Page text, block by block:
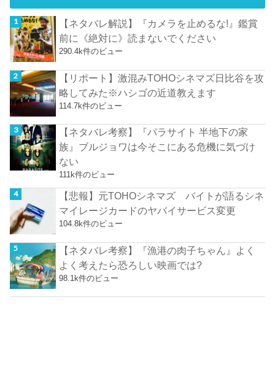
【ネタバレ解説】『カメラを止めるな!』鑑賞
前に《絶対に》読まないでください
290.4k件のビュー
【リポート】激混みTOHOシネマズ日比谷を攻
略してみた※ハシゴの近道教えます
114.7k件のビュー
【ネタバレ考察】『パラサイト 半地下の家
族』ブルジョワは今そこにある危機に気づけ
ない
111k件のビュー
【悲報】元TOHOシネマズ バイトが語るシネ
マイレージカードのヤバイサービス変更
104.8k件のビュー
【ネタバレ考察】『漁港の肉子ちゃん』よく
よく考えたら恐ろしい映画では?
98.1k件のビュー